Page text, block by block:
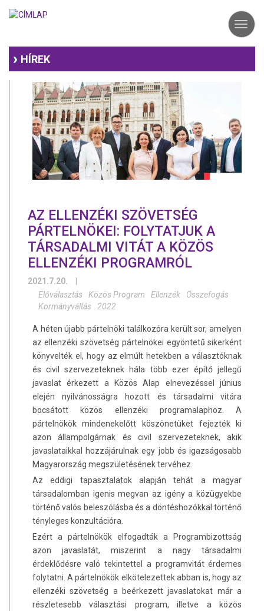
HÍREK
AZ ELLENZÉKI SZÖVETSÉG
PÁRTELNÖKEI: FOLYTATJUK A
TÁRSADALMI VITÁT A KÖZÖS
ELLENZÉKI PROGRAMRÓL
2021.7.20.
Előválasztás
Közös Program Ellenzék
Összefogás
Kormányváltás
2022
A héten újabb pártelnöki találkozóra került sor, amelyen
az ellenzéki szövetség pártelnökei egyöntetű sikerként
könyvelték el, hogy az elmúlt hetekben a választóknak
és civil szervezeteknek hála több ezer építő jellegű
javaslat érkezett a Közös Alap elnevezéssel június
elején nyilvánosságra hozott és társadalmi vitára
bocsátott közös ellenzéki programalaphoz. A
pártelnökök mindenekelőtt köszönetüket fejezték ki
azon állampolgárnak és civil szervezeteknek, akik
javaslataikkal hozzájárulnak egy jobb és igazságosabb
Magyarország megszületésének tervéhez.
Az eddigi tapasztalatok alapján tehát a magyar
társadalomban igenis megvan az igény a közügyekbe
történő valós beleszólásba és a döntéshozókkal történő
tényleges konzultációra.
Ezért a pártelnökök elfogadták a Programbizottság
azon javaslatát, miszerint a nagy társadalmi
érdeklődésre való tekintettel a programvitát érdemes
folytatni. A pártelnökök elkötelezettek abban is, hogy az
ellenzéki szövetség a beérkezett javaslatokat már a
részletesebb választási program, illetve a közös